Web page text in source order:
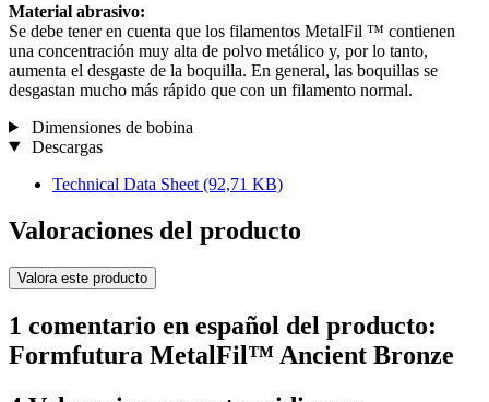
Material abrasivo:
Se debe tener en cuenta que los filamentos MetalFil ™ contienen
una concentración muy alta de polvo metálico y, por lo tanto,
aumenta el desgaste de la boquilla. En general, las boquillas se
desgastan mucho más rápido que con un filamento normal.
Dimensiones de bobina
Descargas
Technical Data Sheet (92,71 KB)
Valoraciones del producto
Valora este producto
1 comentario en español del producto:
Formfutura MetalFil™ Ancient Bronze